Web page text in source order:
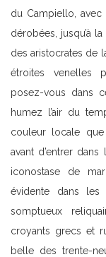
du Campiello,
dérobées, jusqu’à
des aristocrates de
étroites venelles
posez-vous dans
humez l’air du
couleur locale que
avant d’entrer
iconostase de
évidente dans les
somptueux
croyants grecs et
belle des trente-